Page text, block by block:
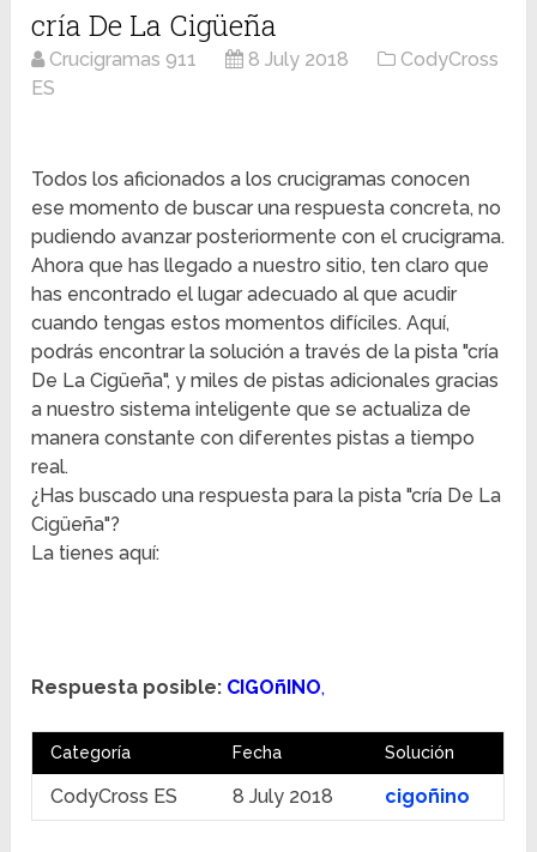
cría De La Cigüeña
Crucigramas 911 8 July 2018
CodyCross
ES
Todos los aficionados a los crucigramas conocen
ese momento de buscar una respuesta concreta, no
pudiendo avanzar posteriormente con el crucigrama.
Ahora que has llegado a nuestro sitio, ten claro que
has encontrado el lugar adecuado al que acudir
cuando tengas estos momentos difíciles. Aquí,
podrás encontrar la solución a través de la pista "cría
De La Cigüeña", y miles de pistas adicionales gracias
a nuestro sistema inteligente que se actualiza de
manera constante con diferentes pistas a tiempo
real.
¿Has buscado una respuesta para la pista "cría De La
Cigüeña"?
La tienes aquí:
Respuesta posible: CIGOñINO,
Categoría Fecha Solución
CodyCross ES 8 July 2018 cigoñino